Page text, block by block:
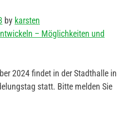
by karsten
2024 findet in der Stadthalle in
statt. Bitte melden Sie